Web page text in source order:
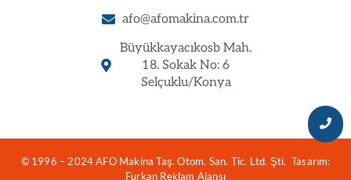
afo@afomakina.com.tr
Büyükkayacıkosb Mah.
18. Sokak No: 6
Selçuklu/Konya
© 1996 – 2024 AFO Makina Taş. Otom. San. Tic. Ltd. Şti. Tasarım:
Furkan Reklam Ajansı